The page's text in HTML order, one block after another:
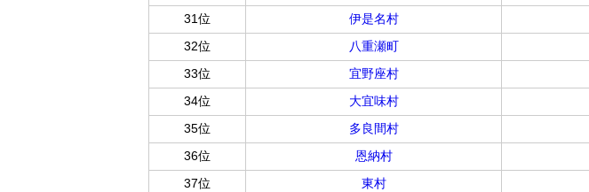
31位
伊是名村
32位
八重瀬町
33位
宜野座村
34位
大宜味村
35位
多良間村
36位
恩納村
37位
東村